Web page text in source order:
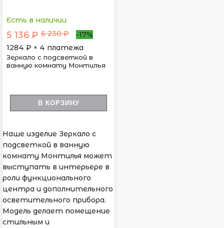
Есть в наличии
5 136 ₽ 6 230 ₽
-17%
1284 ₽ × 4 платежа
Зеркало с подсветкой в
ванную комнату Монтилья
В КОРЗИНУ
Наше изделие Зеркало с
подсветкой в ванную
комнату Монтилья может
выступать в интерьере в
роли функционального
центра и дополнительного
осветительного прибора.
Модель делает помещение
стильным и